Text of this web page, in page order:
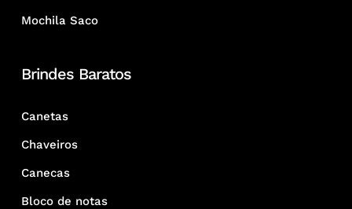
Mochila Saco
Brindes Baratos
Canetas
Chaveiros
Canecas
Bloco de notas